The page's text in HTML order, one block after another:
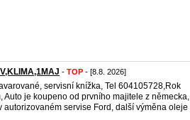
- TOP - [8.8. 2026]
servisní knížka,​ Tel 604105728,​Rok
Auto je koupeno od prvního majitele z německa,​
servise Ford,​ další výměna oleje